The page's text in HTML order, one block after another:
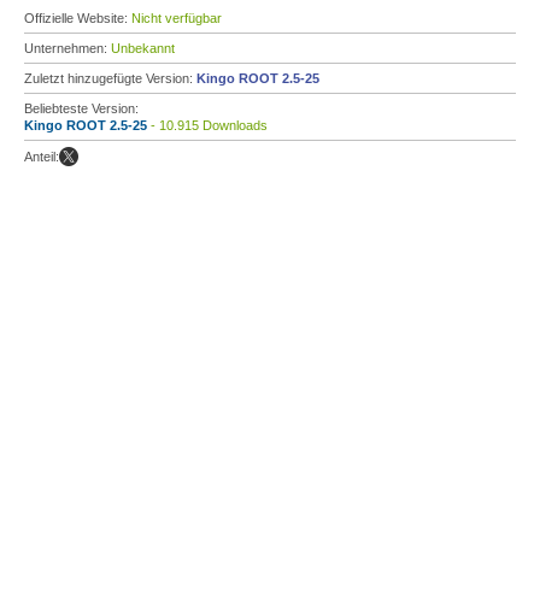
Offizielle Website: Nicht verfügbar
Unternehmen: Unbekannt
Zuletzt hinzugefügte Version: Kingo ROOT 2.5-25
Beliebteste Version:
Kingo ROOT 2.5-25 - 10.915 Downloads
Anteil: